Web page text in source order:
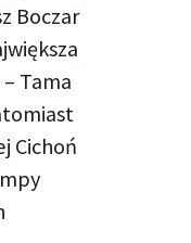
Boczar
Tama
Cichoń